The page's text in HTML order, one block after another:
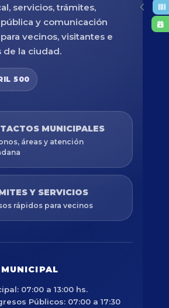
servicios, trámites,
y comunicación
vecinos, visitantes e
de la ciudad.
500
MUNICIPALES
áreas y atención
Y SERVICIOS
rápidos para vecinos
07:00 a 13:00 hs.
Públicos: 07:00 a 17:30